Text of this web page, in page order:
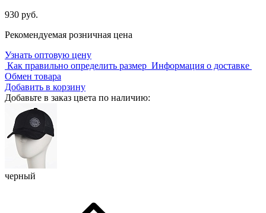
930 руб.
Рекомендуемая розничная цена
Узнать оптовую цену
Как правильно определить размер Информация о доставке
Обмен товара
Добавить в корзину
Добавьте в заказ цвета по наличию:
черный